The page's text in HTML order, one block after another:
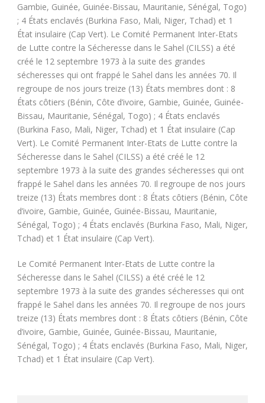
Gambie, Guinée, Guinée-Bissau, Mauritanie, Sénégal, Togo)
; 4 États enclavés (Burkina Faso, Mali, Niger, Tchad) et 1
État insulaire (Cap Vert). Le Comité Permanent Inter-Etats
de Lutte contre la Sécheresse dans le Sahel (CILSS) a été
créé le 12 septembre 1973 à la suite des grandes
sécheresses qui ont frappé le Sahel dans les années 70. Il
regroupe de nos jours treize (13) États membres dont : 8
États côtiers (Bénin, Côte d’ivoire, Gambie, Guinée, Guinée-
Bissau, Mauritanie, Sénégal, Togo) ; 4 États enclavés
(Burkina Faso, Mali, Niger, Tchad) et 1 État insulaire (Cap
Vert). Le Comité Permanent Inter-Etats de Lutte contre la
Sécheresse dans le Sahel (CILSS) a été créé le 12
septembre 1973 à la suite des grandes sécheresses qui ont
frappé le Sahel dans les années 70. Il regroupe de nos jours
treize (13) États membres dont : 8 États côtiers (Bénin, Côte
d’ivoire, Gambie, Guinée, Guinée-Bissau, Mauritanie,
Sénégal, Togo) ; 4 États enclavés (Burkina Faso, Mali, Niger,
Tchad) et 1 État insulaire (Cap Vert).
Le Comité Permanent Inter-Etats de Lutte contre la
Sécheresse dans le Sahel (CILSS) a été créé le 12
septembre 1973 à la suite des grandes sécheresses qui ont
frappé le Sahel dans les années 70. Il regroupe de nos jours
treize (13) États membres dont : 8 États côtiers (Bénin, Côte
d’ivoire, Gambie, Guinée, Guinée-Bissau, Mauritanie,
Sénégal, Togo) ; 4 États enclavés (Burkina Faso, Mali, Niger,
Tchad) et 1 État insulaire (Cap Vert).